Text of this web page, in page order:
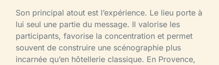
Son principal atout est l’expérience. Le lieu porte à
lui seul une partie du message. Il valorise les
participants, favorise la concentration et permet
souvent de construire une scénographie plus
incarnée qu’en hôtellerie classique. En Provence,